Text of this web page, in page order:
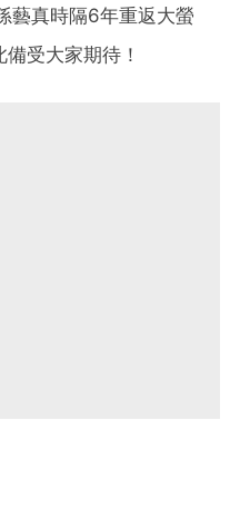
藝真時隔6年重返大螢
受大家期待！